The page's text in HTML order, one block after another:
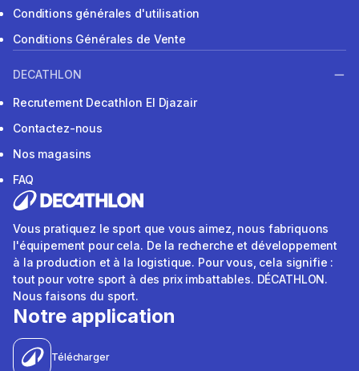
Conditions générales d'utilisation
Conditions Générales de Vente
DECATHLON
Recrutement Decathlon El Djazair
Contactez-nous
Nos magasins
FAQ
Vous pratiquez le sport que vous aimez, nous fabriquons
l'équipement pour cela. De la recherche et développement
à la production et à la logistique. Pour vous, cela signifie :
tout pour votre sport à des prix imbattables. DÉCATHLON.
Nous faisons du sport.
Notre application
Télécharger